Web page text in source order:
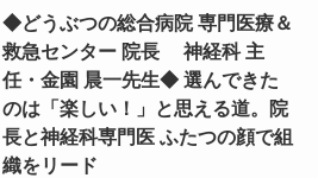
◆どうぶつの総合病院 専門医療＆
救急センター 院長 神経科 主
任・金園 晨一先生◆ 選んできた
のは「楽しい！」と思える道。院
長と神経科専門医 ふたつの顔で組
織をリード